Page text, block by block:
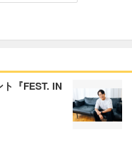
『FEST. IN